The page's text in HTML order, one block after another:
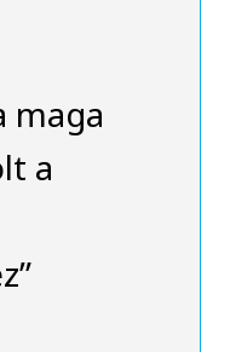
maga
a